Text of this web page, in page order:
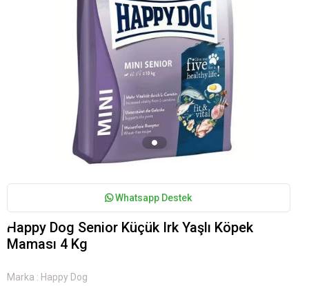
Whatsapp Destek
Happy Dog Senior Küçük Irk Yaşlı Köpek
Maması 4 Kg
Marka : Happy Dog